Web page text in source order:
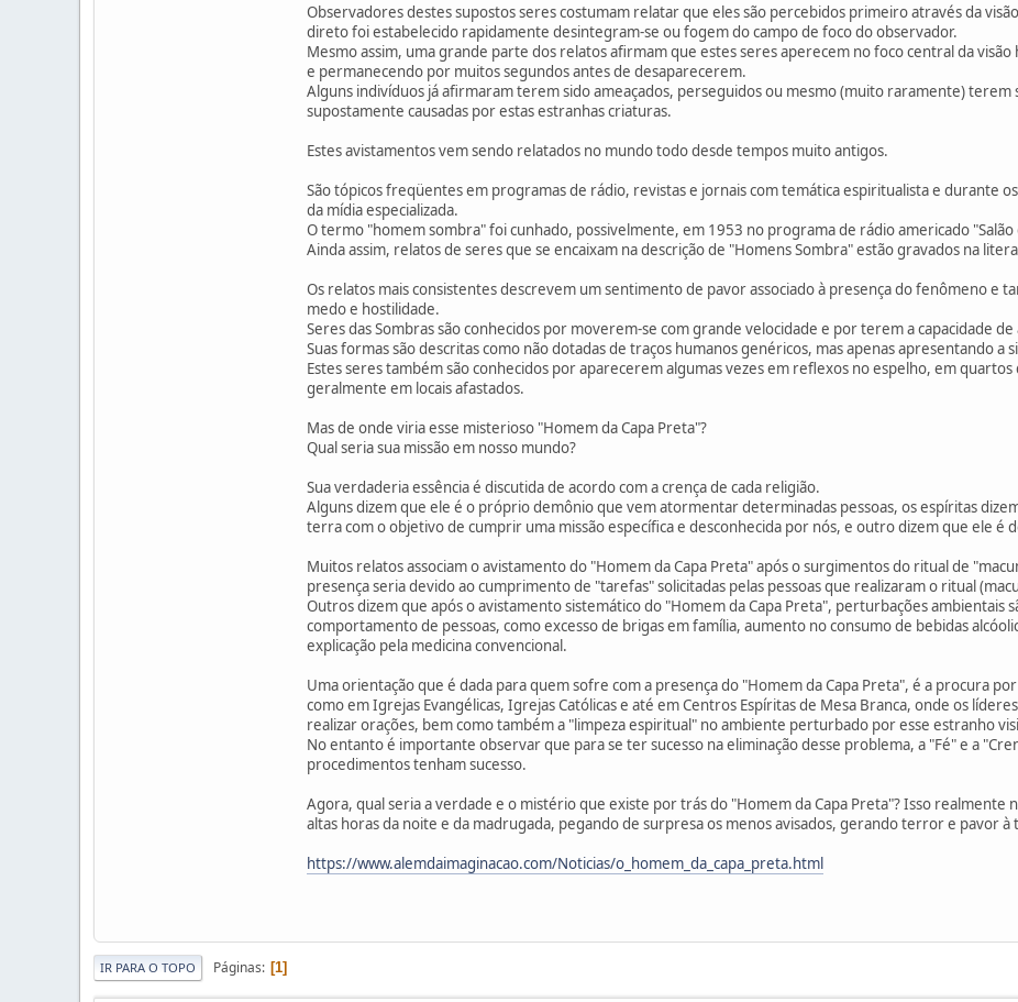
Observadores destes supostos seres costumam relatar que eles são percebidos primeiro através da
direto foi estabelecido rapidamente desintegram-se ou fogem do campo de foco do observador.
Mesmo assim, uma grande parte dos relatos afirmam que estes seres aperecem no foco central da
e permanecendo por muitos segundos antes de desaparecerem.
Alguns indivíduos já afirmaram terem sido ameaçados, perseguidos ou mesmo (muito raramente) terem
supostamente causadas por estas estranhas criaturas.
Estes avistamentos vem sendo relatados no mundo todo desde tempos muito antigos.
São tópicos freqüentes em programas de rádio, revistas e jornais com temática espiritualista e durante
da mídia especializada.
O termo "homem sombra" foi cunhado, possivelmente, em 1953 no programa de rádio americado "Salão
Ainda assim, relatos de seres que se encaixam na descrição de "Homens Sombra" estão gravados na
Os relatos mais consistentes descrevem um sentimento de pavor associado à presença do fenômeno e
medo e hostilidade.
Seres das Sombras são conhecidos por moverem-se com grande velocidade e por terem a capacidade
Suas formas são descritas como não dotadas de traços humanos genéricos, mas apenas apresentando a
Estes seres também são conhecidos por aparecerem algumas vezes em reflexos no espelho, em
geralmente em locais afastados.
Mas de onde viria esse misterioso "Homem da Capa Preta"?
Qual seria sua missão em nosso mundo?
Sua verdaderia essência é discutida de acordo com a crença de cada religião.
Alguns dizem que ele é o próprio demônio que vem atormentar determinadas pessoas, os espíritas
terra com o objetivo de cumprir uma missão específica e desconhecida por nós, e outro dizem que ele é
Muitos relatos associam o avistamento do "Homem da Capa Preta" após o surgimentos do ritual de
presença seria devido ao cumprimento de "tarefas" solicitadas pelas pessoas que realizaram o ritual
Outros dizem que após o avistamento sistemático do "Homem da Capa Preta", perturbações ambientais
comportamento de pessoas, como excesso de brigas em família, aumento no consumo de bebidas
explicação pela medicina convencional.
Uma orientação que é dada para quem sofre com a presença do "Homem da Capa Preta", é a procura
como em Igrejas Evangélicas, Igrejas Católicas e até em Centros Espíritas de Mesa Branca, onde os
realizar orações, bem como também a "limpeza espiritual" no ambiente perturbado por esse estranho
No entanto é importante observar que para se ter sucesso na eliminação desse problema, a "Fé" e a
procedimentos tenham sucesso.
Agora, qual seria a verdade e o mistério que existe por trás do "Homem da Capa Preta"? Isso realmente
altas horas da noite e da madrugada, pegando de surpresa os menos avisados, gerando terror e pavor à
https://www.alemdaimaginacao.com/Noticias/o_homem_da_capa_preta.html
IR PARA O TOPO Páginas 1